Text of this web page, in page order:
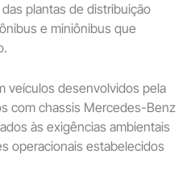
plantas de distribuição
e miniônibus que
veículos desenvolvidos pela
com chassis Mercedes-Benz
às exigências ambientais
operacionais estabelecidos